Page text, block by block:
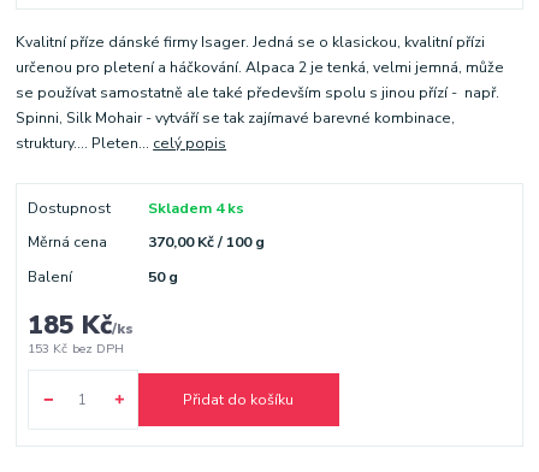
Kvalitní příze dánské firmy Isager. Jedná se o klasickou, kvalitní přízi
určenou pro pletení a háčkování. Alpaca 2 je tenká, velmi jemná, může
se používat samostatně ale také především spolu s jinou přízí - např.
Spinni, Silk Mohair - vytváří se tak zajímavé barevné kombinace,
struktury.... Pleten... celý popis
Dostupnost
Skladem 4 ks
Měrná cena
370,00 Kč / 100 g
Balení
50 g
185 Kč/ks
153 Kč bez DPH
Přidat do košíku